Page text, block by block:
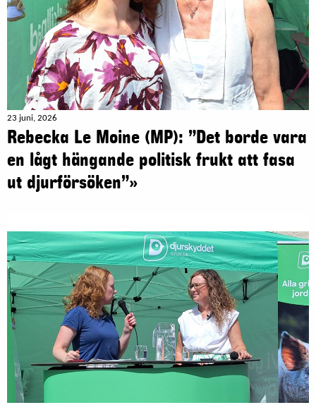
23 juni, 2026
Rebecka Le Moine (MP): ”Det borde vara
en lågt hängande politisk frukt att fasa
ut djurförsöken”»